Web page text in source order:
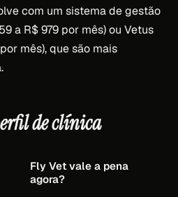
com um sistema de gestão
a R$ 979 por mês) ou Vetus
mês), que são mais
de clínica
Fly Vet vale a pena
agora?